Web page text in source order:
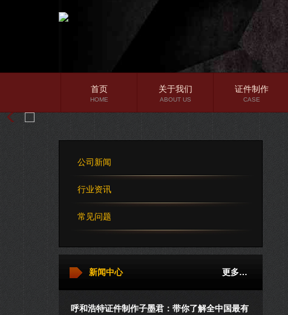
首页
HOME
关于我们
ABOUT US
证件制作
CASE
公司新闻
行业资讯
常见问题
更多…
新闻中心
呼和浩特证件制作子墨君：带你了解全中国最有